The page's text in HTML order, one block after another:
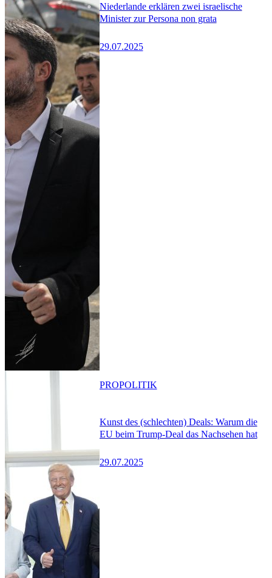
Niederlande erklären zwei israelische
Minister zur Persona non grata
29.07.2025
Kunst des (schlechten) Deals: Warum die
EU beim Trump-Deal das Nachsehen hat
29.07.2025
PROPOLITIK